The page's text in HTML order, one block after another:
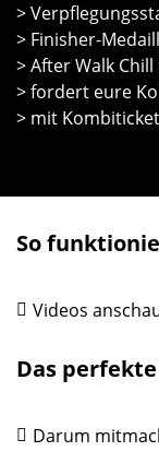
>
> Finisher-
> After Walk
> fordert eure
> mit
So
Videos
Das
Darum